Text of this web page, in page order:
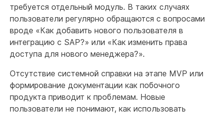
требуется отдельный модуль. В таких случаях
пользователи регулярно обращаются с вопросами
вроде «Как добавить нового пользователя в
интеграцию с SAP?» или «Как изменить права
доступа для нового менеджера?».
Отсутствие системной справки на этапе MVP или
формирование документации как побочного
продукта приводит к проблемам. Новые
пользователи не понимают, как использовать